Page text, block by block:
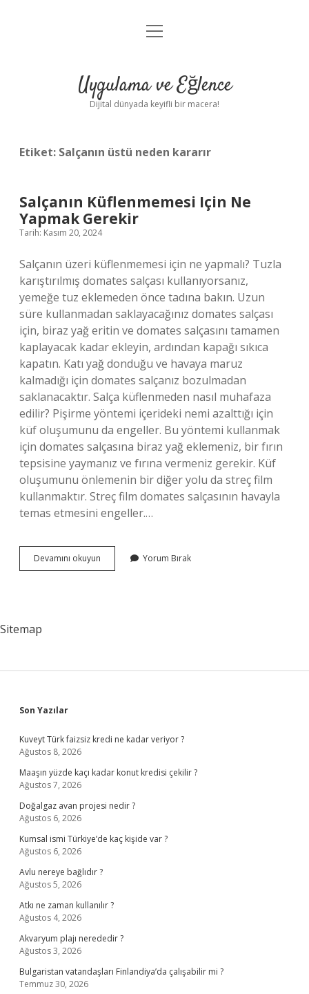
Anasayfa
Yasal Uyarı
menüyü
Uygulama ve Eğlence
Dijital dünyada keyifli bir macera!
Etiket: Salçanın üstü neden kararır
Salçanın Küflenmemesi Için Ne
Yapmak Gerekir
Tarih: Kasım 20, 2024
Salçanın üzeri küflenmemesi için ne yapmalı? Tuzla
karıştırılmış domates salçası kullanıyorsanız,
yemeğe tuz eklemeden önce tadına bakın. Uzun
süre kullanmadan saklayacağınız domates salçası
için, biraz yağ eritin ve domates salçasını tamamen
kaplayacak kadar ekleyin, ardından kapağı sıkıca
kapatın. Katı yağ donduğu ve havaya maruz
kalmadığı için domates salçanız bozulmadan
saklanacaktır. Salça küflenmeden nasıl muhafaza
edilir? Pişirme yöntemi içerideki nemi azalttığı için
küf oluşumunu da engeller. Bu yöntemi kullanmak
için domates salçasına biraz yağ eklemeniz, bir fırın
tepsisine yaymanız ve fırına vermeniz gerekir. Küf
oluşumunu önlemenin bir diğer yolu da streç film
kullanmaktır. Streç film domates salçasının havayla
temas etmesini engeller.…
Devamını okuyun Salçanın
Küflenmemesi
Yorum Bırak
Sitemap
Sidebar
Son Yazılar
Kuveyt Türk faizsiz kredi ne kadar veriyor ?
Ağustos 8, 2026
Maaşın yüzde kaçı kadar konut kredisi çekilir ?
Ağustos 7, 2026
Doğalgaz avan projesi nedir ?
Ağustos 6, 2026
Kumsal ismi Türkiye’de kaç kişide var ?
Ağustos 6, 2026
Avlu nereye bağlıdır ?
Ağustos 5, 2026
Atkı ne zaman kullanılır ?
Ağustos 4, 2026
Akvaryum plajı nerededir ?
Ağustos 3, 2026
Bulgaristan vatandaşları Finlandiya’da çalışabilir mi ?
Temmuz 30, 2026